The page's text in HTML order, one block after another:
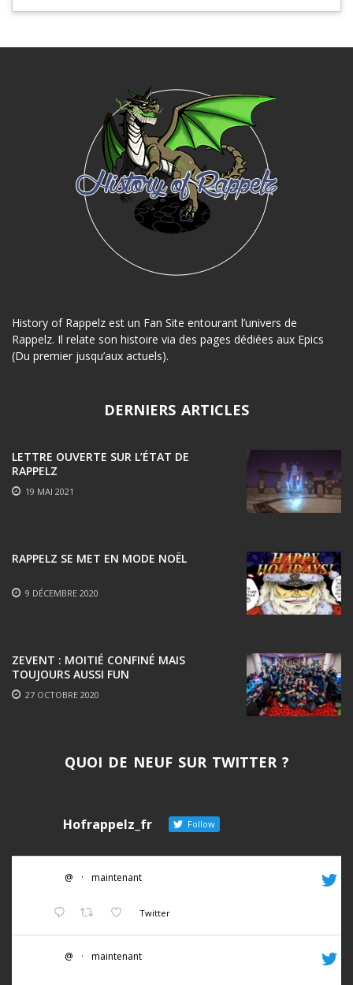
History of Rappelz est un Fan Site entourant l’univers de
Rappelz. Il relate son histoire via des pages dédiées aux Epics
(Du premier jusqu’aux actuels).
DERNIERS ARTICLES
LETTRE OUVERTE SUR L’ÉTAT DE
RAPPELZ
19 MAI 2021
RAPPELZ SE MET EN MODE NOËL
9 DÉCEMBRE 2020
ZEVENT : MOITIÉ CONFINÉ MAIS
TOUJOURS AUSSI FUN
27 OCTOBRE 2020
QUOI DE NEUF SUR TWITTER ?
Hofrappelz_fr Follow
@ · maintenant
Twitter
@ · maintenant